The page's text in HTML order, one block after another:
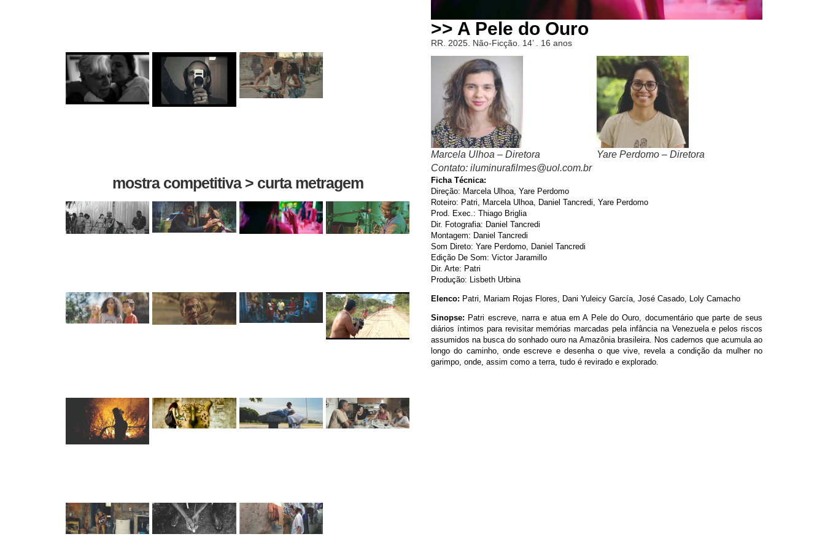
mostra competitiva > curta metragem
>> A Pele do Ouro
RR. 2025. Não-Ficção. 14’ . 16 anos
Marcela Ulhoa – Diretora
Contato: iluminurafilmes@uol.com.br
Yare Perdomo – Diretora
Ficha Técnica:
Direção: Marcela Ulhoa, Yare Perdomo
Roteiro: Patri, Marcela Ulhoa, Daniel Tancredi, Yare Perdomo
Prod. Exec.: Thiago Briglia
Dir. Fotografia: Daniel Tancredi
Montagem: Daniel Tancredi
Som Direto: Yare Perdomo, Daniel Tancredi
Edição De Som: Victor Jaramillo
Dir. Arte: Patri
Produção: Lisbeth Urbina
Elenco: Patri, Mariam Rojas Flores, Dani Yuleicy García, José Casado, Loly Camacho
Sinopse: Patri escreve, narra e atua em A Pele do Ouro, documentário que parte de seus
diários íntimos para revisitar memórias marcadas pela infância na Venezuela e pelos riscos
assumidos na busca do sonhado ouro na Amazônia brasileira. Nos cadernos que acumula ao
longo do caminho, onde escreve e desenha o que vive, revela a condição da mulher no
garimpo, onde, assim como a terra, tudo é revirado e explorado.